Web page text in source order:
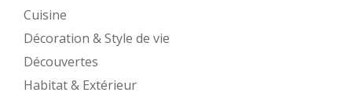
Cuisine
Décoration & Style de vie
Découvertes
Habitat & Extérieur